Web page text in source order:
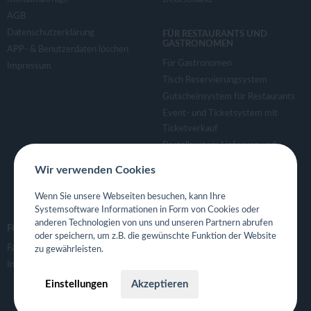
AGB
Datenschutzerklärung
APP- & Benutzerdaten löschen
Impressum
FÜR RESTAURANTS UND
GASTRONOMEN
Für Gastronomen
Tisch Reservierungsystem
Gutscheinsystem für Restaurants
Event- und Ticketsystem mit
Ticketverkauf
Bestellsystem Lieferung und
Eigene App für Restaurant
FOLGE UNS
Facebook
Instagram
Wir verwenden Cookies
Wenn Sie unsere Webseiten besuchen, kann Ihre
Systemsoftware Informationen in Form von Cookies oder
anderen Technologien von uns und unseren Partnern abrufen
oder speichern, um z.B. die gewünschte Funktion der Website
zu gewährleisten.
Einstellungen Akzeptieren
i
t